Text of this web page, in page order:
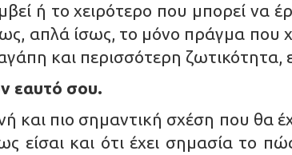
ή το χειρότερο που μπορεί να
απλά ίσως, το μόνο πράγμα που
και περισσότερη ζωτικότητα,
εαυτό σου.
και πιο σημαντική σχέση που θα
είσαι και ότι έχει σημασία το